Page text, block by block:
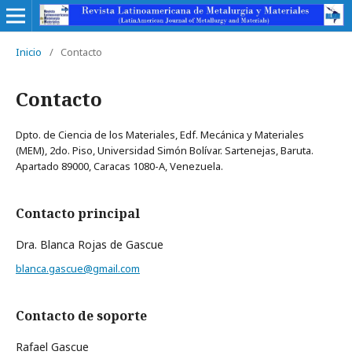
Inicio / Contacto
Contacto
Dpto. de Ciencia de los Materiales, Edf. Mecánica y Materiales
(MEM), 2do. Piso, Universidad Simón Bolívar. Sartenejas, Baruta.
Apartado 89000, Caracas 1080-A, Venezuela.
Contacto principal
Dra. Blanca Rojas de Gascue
blanca.gascue@gmail.com
Contacto de soporte
Rafael Gascue